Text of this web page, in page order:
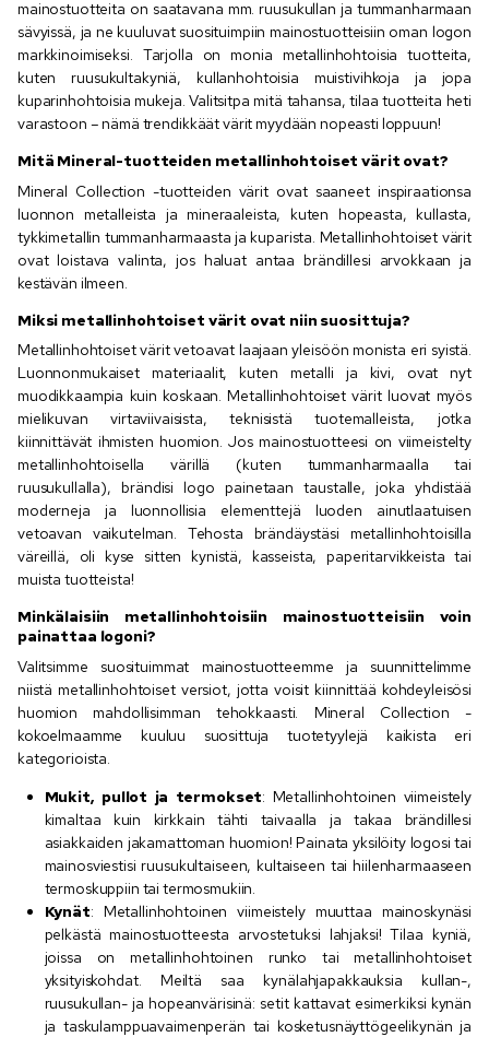
mainostuotteita on saatavana mm. ruusukullan ja tummanharmaan
sävyissä, ja ne kuuluvat suosituimpiin mainostuotteisiin oman logon
markkinoimiseksi. Tarjolla on monia metallinhohtoisia tuotteita,
kuten ruusukultakyniä, kullanhohtoisia muistivihkoja ja jopa
kuparinhohtoisia mukeja. Valitsitpa mitä tahansa, tilaa tuotteita heti
varastoon – nämä trendikkäät värit myydään nopeasti loppuun!
Mitä Mineral-tuotteiden metallinhohtoiset värit ovat?
Mineral Collection -tuotteiden värit ovat saaneet inspiraationsa
luonnon metalleista ja mineraaleista, kuten hopeasta, kullasta,
tykkimetallin tummanharmaasta ja kuparista. Metallinhohtoiset värit
ovat loistava valinta, jos haluat antaa brändillesi arvokkaan ja
kestävän ilmeen.
Miksi metallinhohtoiset värit ovat niin suosittuja?
Metallinhohtoiset värit vetoavat laajaan yleisöön monista eri syistä.
Luonnonmukaiset materiaalit, kuten metalli ja kivi, ovat nyt
muodikkaampia kuin koskaan. Metallinhohtoiset värit luovat myös
mielikuvan virtaviivaisista, teknisistä tuotemalleista, jotka
kiinnittävät ihmisten huomion. Jos mainostuotteesi on viimeistelty
metallinhohtoisella värillä (kuten tummanharmaalla tai
ruusukullalla), brändisi logo painetaan taustalle, joka yhdistää
moderneja ja luonnollisia elementtejä luoden ainutlaatuisen
vetoavan vaikutelman. Tehosta brändäystäsi metallinhohtoisilla
väreillä, oli kyse sitten kynistä, kasseista, paperitarvikkeista tai
muista tuotteista!
Minkälaisiin metallinhohtoisiin mainostuotteisiin voin
painattaa logoni?
Valitsimme suosituimmat mainostuotteemme ja suunnittelimme
niistä metallinhohtoiset versiot, jotta voisit kiinnittää kohdeyleisösi
huomion mahdollisimman tehokkaasti. Mineral Collection -
kokoelmaamme kuuluu suosittuja tuotetyylejä kaikista eri
kategorioista.
Mukit, pullot ja termokset: Metallinhohtoinen viimeistely
kimaltaa kuin kirkkain tähti taivaalla ja takaa brändillesi
asiakkaiden jakamattoman huomion! Painata yksilöity logosi tai
mainosviestisi ruusukultaiseen, kultaiseen tai hiilenharmaaseen
termoskuppiin tai termosmukiin.
Kynät: Metallinhohtoinen viimeistely muuttaa mainoskynäsi
pelkästä mainostuotteesta arvostetuksi lahjaksi! Tilaa kyniä,
joissa on metallinhohtoinen runko tai metallinhohtoiset
yksityiskohdat. Meiltä saa kynälahjapakkauksia kullan-,
ruusukullan- ja hopeanvärisinä: setit kattavat esimerkiksi kynän
ja taskulamppuavaimenperän tai kosketusnäyttögeelikynän ja